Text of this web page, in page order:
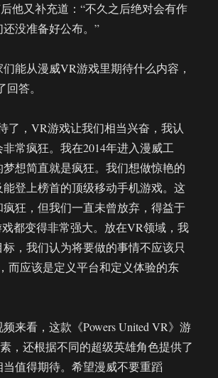
他又补充道：“不久之后绝对会有作
没准备好公布。”
能从漫威VR游戏里期待什么内容，
回答。
了，VR游戏让我们相当兴奋，我认
常疯狂。我在2014年进入漫威工
想简直就是疯狂。我们想做惊艳的
登上榜首的顶级移动手机游戏。这
狂，但我们一直未曾放弃，得益于
都变得非常强大。放在VR领域，我
，我们认为将要做的事情不应该只
而应该是定义平台和定义体验的东
来看，这款《Powers United VR》游
，还根据不同的超级英雄角色提供了
值得期待。希望漫威不要重蹈